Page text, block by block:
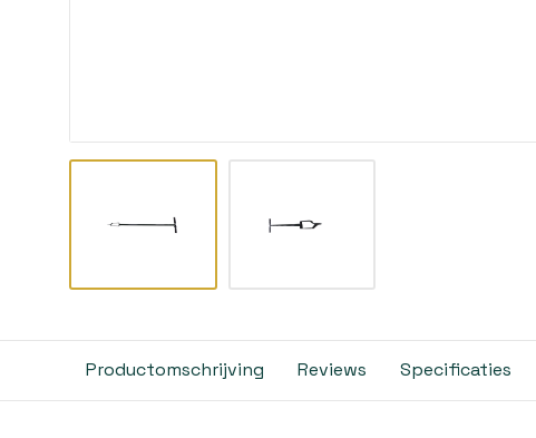
Productomschrijving Reviews Specificaties